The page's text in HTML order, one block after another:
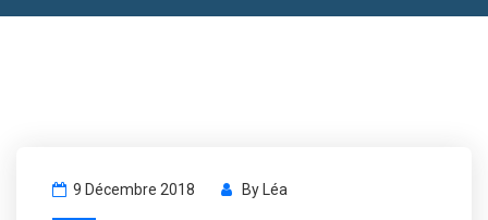
9 Décembre 2018 By Léa